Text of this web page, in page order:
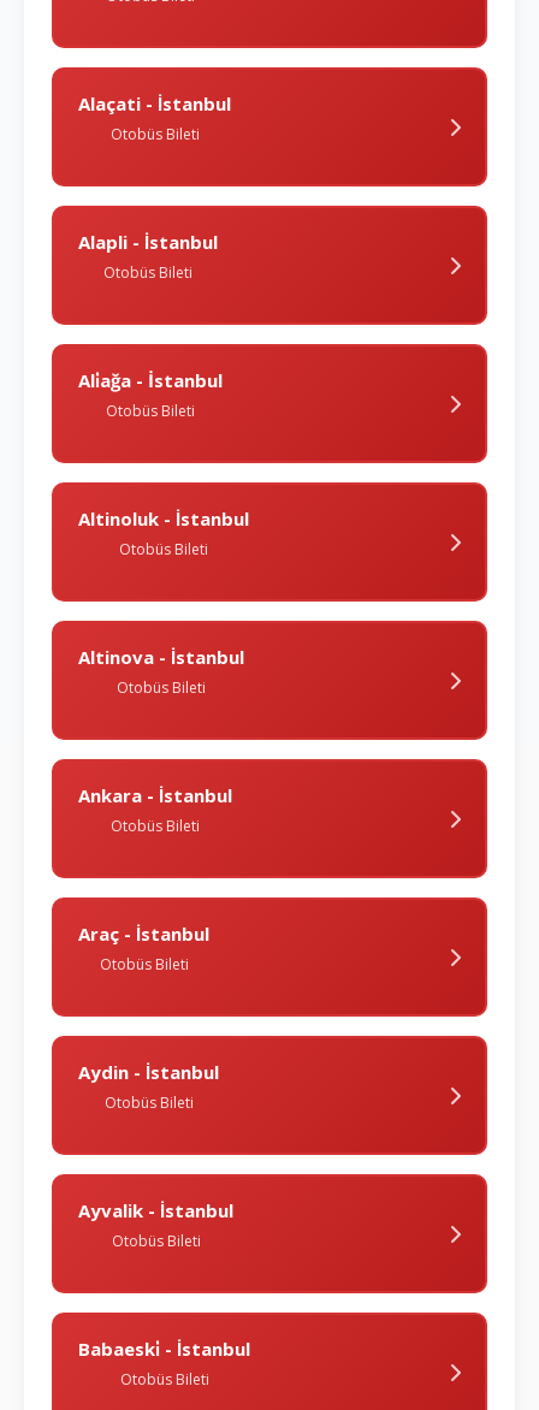
Alaçati - İstanbul
Otobüs Bileti
Alapli - İstanbul
Otobüs Bileti
Ali̇ağa - İstanbul
Otobüs Bileti
Altinoluk - İstanbul
Otobüs Bileti
Altinova - İstanbul
Otobüs Bileti
Ankara - İstanbul
Otobüs Bileti
Araç - İstanbul
Otobüs Bileti
Aydin - İstanbul
Otobüs Bileti
Ayvalik - İstanbul
Otobüs Bileti
Babaeski̇ - İstanbul
Otobüs Bileti